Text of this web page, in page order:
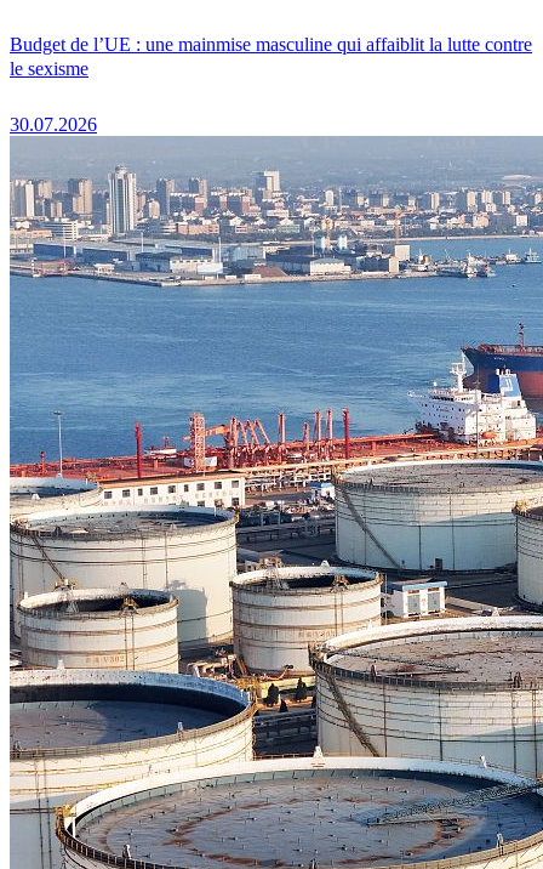
Budget de l’UE : une mainmise masculine qui affaiblit la lutte contre
le sexisme
30.07.2026